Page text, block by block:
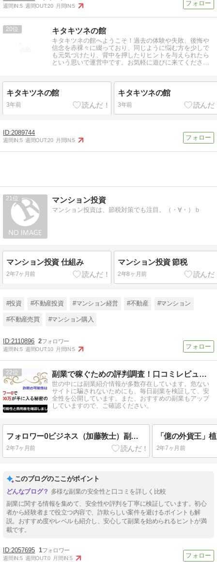
週間IN:5 週間OUT:20 月間IN:5
20 キタキツネの館
キタキツネの館へようこそ！過去の体験や失敗、後悔や
信念を赤裸々に綴っており、同じように悩む方を少しで
も元気づけたり、背中を押したりヒントを与えられたら
という思いで運営中です。お気軽に遊びに来てください
キタキツネの館
3年前
キタキツネの館
3年前
2089744
週間IN:5 週間OUT:20 月間IN:5
21 マンション投資
マンション投資は、節税対策でも注目。（・∀・）ｂ
マンション投資 仕組み
2年7ヶ月前
マンション投資 節税
2年8ヶ月前
#投資 #不動産投資 #マンション経営 #不動産 #マンション
#不動産売買 #マンション購入
2110896 2
週間IN:5 週間OUT:10 月間IN:5
22 副業で稼ぐための評判調査！口コミレビューBLOG
世の中には副業紹介情報が多数存在しています。危ない
サイトに騙されないためにも、毎日副業を検証して、安
全性を公開しています。また、おすすめの副業もアップ
していますので、ご確認ください。
フォロワー0ビジネス（加藤敦士）副業は無料？詐欺の可能性を解説！
2年7ヶ月前 2年7ヶ月前
このブログのここがポイント
多様な副業の安全性と口コミを詳しく比較
副業に関する情報を集めて、安全性や評判を丁寧に検証しています。初心
者から経験者まで役立つ内容で、詐欺らしい案件を避けるポイントも解
説。おすすめ度やレベルも紹介し、安心して副業を始められるヒントが満
載です。
2057695 1
週間IN:5 週間OUT:0 月間IN:5